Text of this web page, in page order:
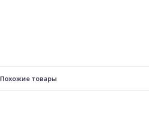
Похожие товары